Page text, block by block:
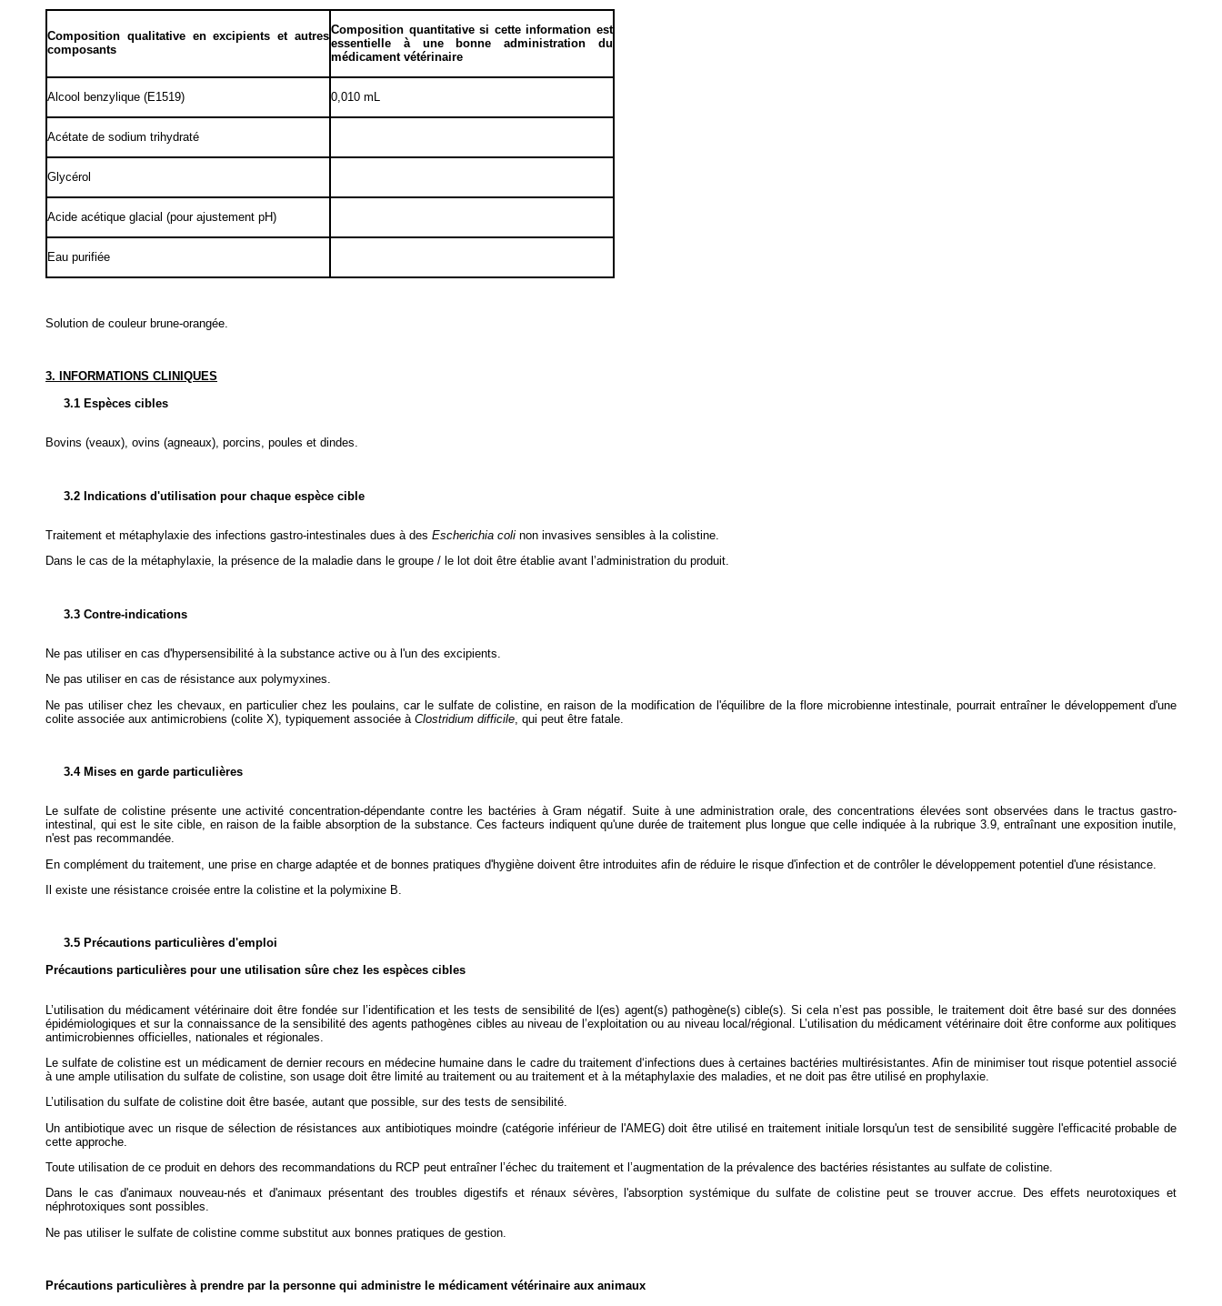
Composition qualitative en excipients et autres
composants
Composition quantitative si cette information est
essentielle à une bonne administration du
médicament vétérinaire
Alcool benzylique (E1519) 0,010 mL
Acétate de sodium trihydraté
Glycérol
Acide acétique glacial (pour ajustement pH)
Eau purifiée
Solution de couleur brune-orangée.
3. INFORMATIONS CLINIQUES
3.1 Espèces cibles
Bovins (veaux), ovins (agneaux), porcins, poules et dindes.
3.2 Indications d'utilisation pour chaque espèce cible
Traitement et métaphylaxie des infections gastro-intestinales dues à des Escherichia coli non invasives sensibles à la colistine.
Dans le cas de la métaphylaxie, la présence de la maladie dans le groupe / le lot doit être établie avant l’administration du produit.
3.3 Contre-indications
Ne pas utiliser en cas d'hypersensibilité à la substance active ou à l'un des excipients.
Ne pas utiliser en cas de résistance aux polymyxines.
Ne pas utiliser chez les chevaux, en particulier chez les poulains, car le sulfate de colistine, en raison de la modification de l'équilibre de la flore microbienne intestinale, pourrait entraîner le développement d'une
colite associée aux antimicrobiens (colite X), typiquement associée à Clostridium difficile , qui peut être fatale.
3.4 Mises en garde particulières
Le sulfate de colistine présente une activité concentration-dépendante contre les bactéries à Gram négatif. Suite à une administration orale, des concentrations élevées sont observées dans le tractus gastro-
intestinal, qui est le site cible, en raison de la faible absorption de la substance. Ces facteurs indiquent qu'une durée de traitement plus longue que celle indiquée à la rubrique 3.9, entraînant une exposition inutile,
n'est pas recommandée.
En complément du traitement, une prise en charge adaptée et de bonnes pratiques d'hygiène doivent être introduites afin de réduire le risque d'infection et de contrôler le développement potentiel d'une résistance.
Il existe une résistance croisée entre la colistine et la polymixine B.
3.5 Précautions particulières d'emploi
Précautions particulières pour une utilisation sûre chez les espèces cibles
L’utilisation du médicament vétérinaire doit être fondée sur l’identification et les tests de sensibilité de l(es) agent(s) pathogène(s) cible(s). Si cela n’est pas possible, le traitement doit être basé sur des données
épidémiologiques et sur la connaissance de la sensibilité des agents pathogènes cibles au niveau de l’exploitation ou au niveau local/régional. L’utilisation du médicament vétérinaire doit être conforme aux politiques
antimicrobiennes officielles, nationales et régionales.
Le sulfate de colistine est un médicament de dernier recours en médecine humaine dans le cadre du traitement d‘infections dues à certaines bactéries multirésistantes. Afin de minimiser tout risque potentiel associé
à une ample utilisation du sulfate de colistine, son usage doit être limité au traitement ou au traitement et à la métaphylaxie des maladies, et ne doit pas être utilisé en prophylaxie.
L’utilisation du sulfate de colistine doit être basée, autant que possible, sur des tests de sensibilité.
Un antibiotique avec un risque de sélection de résistances aux antibiotiques moindre (catégorie inférieur de l'AMEG) doit être utilisé en traitement initiale lorsqu'un test de sensibilité suggère l'efficacité probable de
cette approche.
Toute utilisation de ce produit en dehors des recommandations du RCP peut entraîner l’échec du traitement et l’augmentation de la prévalence des bactéries résistantes au sulfate de colistine.
Dans le cas d'animaux nouveau-nés et d'animaux présentant des troubles digestifs et rénaux sévères, l'absorption systémique du sulfate de colistine peut se trouver accrue. Des effets neurotoxiques et
néphrotoxiques sont possibles.
Ne pas utiliser le sulfate de colistine comme substitut aux bonnes pratiques de gestion.
Précautions particulières à prendre par la personne qui administre le médicament vétérinaire aux animaux